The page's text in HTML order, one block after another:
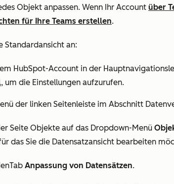
Objekt anpassen. Wenn Ihr Account über
für Ihre Teams erstellen.
Standardansicht an:
HubSpot-Account in der
, um die Einstellungen aufzurufen.
der linken Seitenleiste im Abschnitt
Seite Objekte auf das Dropdown-Menü
das Sie die Datensatzansicht bearbeiten
Anpassung von Datensätzen.